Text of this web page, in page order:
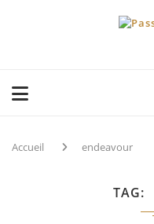
Accueil endeavour
TAG